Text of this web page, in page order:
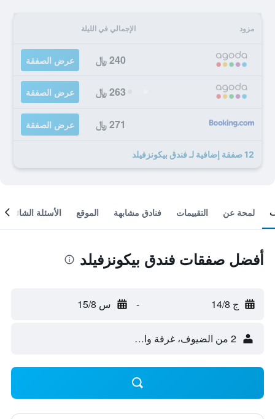
مزود الإجمالي في الليلة
240 ﷼ عرض الصفقة
263 ﷼ عرض الصفقة
271 ﷼ عرض الصفقة
12 صفقة إضافية لـ فندق بيكونزفيلد
لمحة عن التقييمات فنادق مشابهة الموقع الأسئلة الشائعة
أفضل صفقات فندق بيكونزفيلد
ج 14/8 - س 15/8
2 من الضيوف، غرفة واحدة